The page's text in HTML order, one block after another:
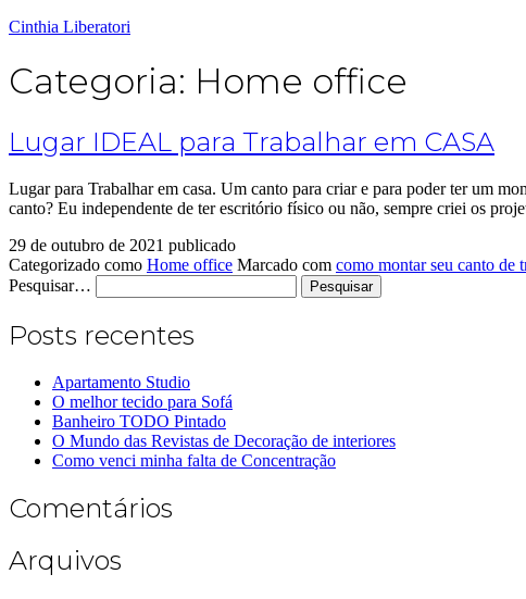
Cinthia Liberatori
Categoria: Home office
Lugar IDEAL para Trabalhar em CASA
Lugar para Trabalhar em casa. Um canto para criar e para poder ter um
canto? Eu independente de ter escritório físico ou não, sempre criei os
29 de outubro de 2021 publicado
Categorizado como Home office Marcado com como montar seu canto de
Pesquisar…
Posts recentes
Apartamento Studio
O melhor tecido para Sofá
Banheiro TODO Pintado
O Mundo das Revistas de Decoração de interiores
Como venci minha falta de Concentração
Comentários
Arquivos